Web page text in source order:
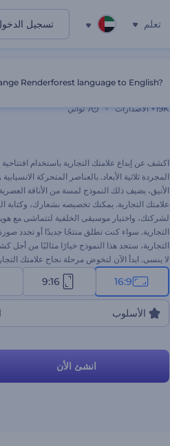
تعلم تسجيل
19K+ الاصدارات 7 ثواني
اكشف عن إبداع علامتك التجارية باستخدام
المجردة ثلاثية الأبعاد. بالعناصر المتحركة
الأنيق، يضيف ذلك النموذج لمسة من الأناقة
علامتك التجارية. يمكنك تخصيصه بشعارك، وكتابة
لشركتك، واختيار موسيقى الخلفية لتتماشى مع
التجارية. سواء كنت تطلق منتجًا جديدًا أو تجدد
التجارية، ستجد هذا النموذج خيارًا مثاليًا من
لا ينسى. ابدأ الآن لتخوض مرحلة نجاح علامتك
16:9
9:16
الأسلوب
انشئ الأن
Renderforest language to English?